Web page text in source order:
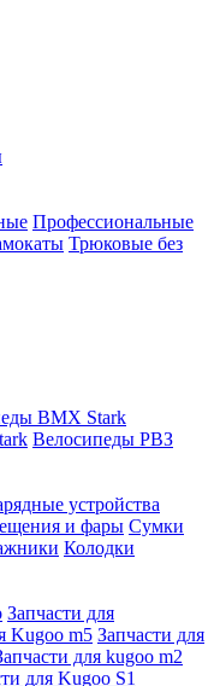
Профессиональные
Трюковые без
BMX Stark
Велосипеды РВЗ
устройства
и фары Сумки
Колодки
Запчасти для
Kugoo m5 Запчасти для
для kugoo m2
для Kugoo S1